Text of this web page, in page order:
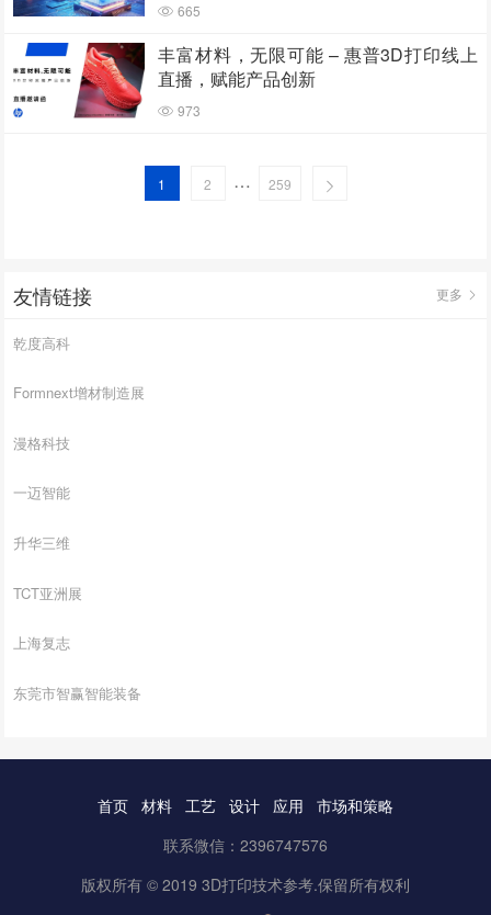
665
丰富材料，无限可能 – 惠普3D打印线上
直播，赋能产品创新
973
1 2 … 259
友情链接 更多
乾度高科
Formnext增材制造展
漫格科技
一迈智能
升华三维
TCT亚洲展
上海复志
东莞市智赢智能装备
首页 材料 工艺 设计 应用
市场和策略
联系微信：2396747576
版权所有 © 2019 3D打印技术参考.保留所有权利